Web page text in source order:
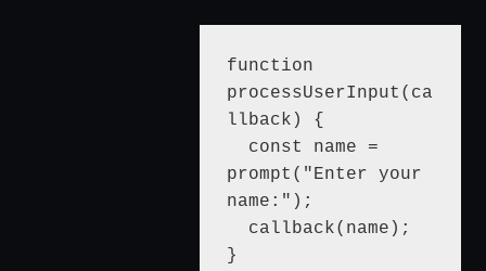
function
processUserInput(ca
llback) {
prompt("Enter your
name:");
}